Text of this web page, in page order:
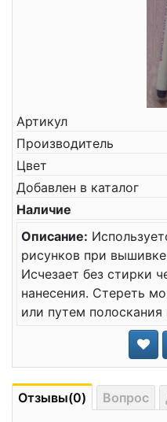
Артикул
Производитель
Цвет
Добавлен в каталог
Наличие
Описание:
рисунков при
Исчезает без стирки
нанесения. Стереть
или путем
Отзывы(0) Вопрос